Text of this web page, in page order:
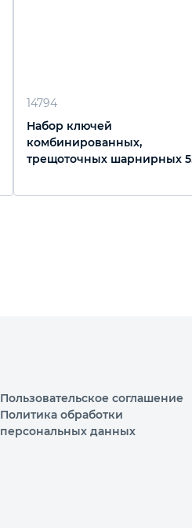
14794
Набор ключей
комбинированных,
трещоточных шарнирных 5
Пользовательское соглашение
Политика обработки
персональных данных